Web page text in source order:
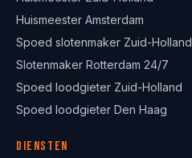
Huismeester Amsterdam
Spoed slotenmaker Zuid-Holland
Slotenmaker Rotterdam 24/7
Spoed loodgieter Zuid-Holland
Spoed loodgieter Den Haag
Diensten